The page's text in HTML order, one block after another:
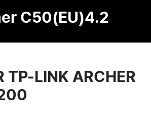
C50(EU)4.2
TP-LINK ARCHER